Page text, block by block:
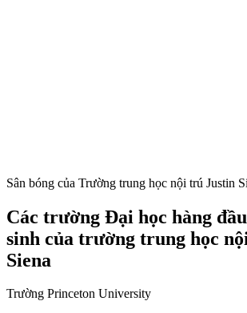
Sân bóng của Trường trung học nội trú Justin
Các trường Đại học hàng
sinh của trường trung học
Siena
Trường Princeton University